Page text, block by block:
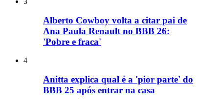
Alberto Cowboy volta a citar pai de
Ana Paula Renault no BBB 26:
'Pobre e fraca'
4
Anitta explica qual é a 'pior parte' do
BBB 25 após entrar na casa